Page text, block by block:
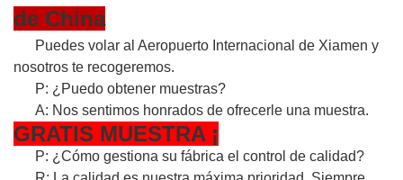
de China
Puedes volar al Aeropuerto Internacional de Xiamen y
nosotros te recogeremos.
P: ¿Puedo obtener muestras?
A: Nos sentimos honrados de ofrecerle una muestra.
GRATIS MUESTRA ¡
P: ¿Cómo gestiona su fábrica el control de calidad?